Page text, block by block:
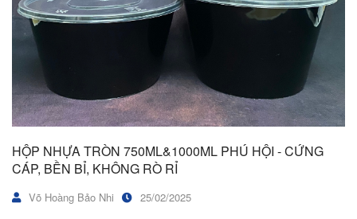
HỘP NHỰA TRÒN 750ML&1000ML PHÚ HỘI - CỨNG
CÁP, BỀN BỈ, KHÔNG RÒ RỈ
Võ Hoàng Bảo Nhi 25/02/2025